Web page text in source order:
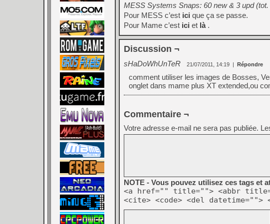
MESS Systems Snaps: 60 new & 3 upd (tot.
Pour MESS c’est ici que ça se passe.
Pour Mame c’est ici et là .
Discussion ¬
sHaDoWhUnTeR 21/07/2011, 14:19 | Répondre
comment utiliser les images de Bosses,
onglet dans mame plus XT extended,ou
Commentaire ¬
Votre adresse e-mail ne sera pas publiée.
NOTE - Vous pouvez utilisez ces tags et
<a href="" title=""> <abbr
<cite> <code> <del datetime="">